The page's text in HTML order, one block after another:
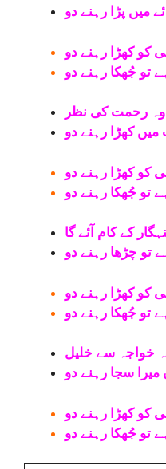
میں پڑا رہنے دو
کو کھڑا رہنے دو
تو جُھکا رہنے دو
وہ رحمت کی نظر
کو کھڑا رہنے دو
تو جُھکا رہنے دو
کے کام آئے گا
تو چڑھا رہنے دو
کو کھڑا رہنے دو
تو جُھکا رہنے دو
سجا رہنے دو
کو کھڑا رہنے دو
تو جُھکا رہنے دو